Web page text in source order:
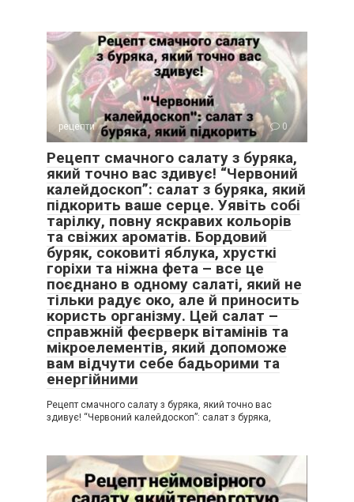
рецепти 0
Рецепт смачного салату з буряка,
який точно вас здивує! “Червоний
калейдоскоп”: салат з буряка, який
підкорить ваше серце. Уявіть собі
тарілку, повну яскравих кольорів
та свіжих ароматів. Бордовий
буряк, соковиті яблука, хрусткі
горіхи та ніжна фета – все це
поєднано в одному салаті, який не
тільки радує око, але й приносить
користь організму. Цей салат –
справжній феєрверк вітамінів та
мікроелементів, який допоможе
вам відчути себе бадьорими та
енергійними
Рецепт смачного салату з буряка, який точно вас
здивує! “Червоний калейдоскоп”: салат з буряка,